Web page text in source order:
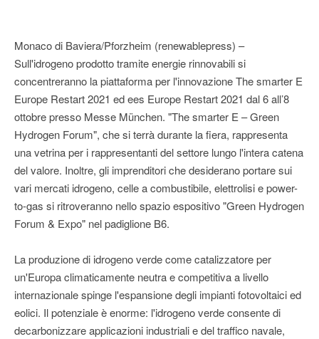
Monaco di Baviera/Pforzheim (renewablepress) –
Sull'idrogeno prodotto tramite energie rinnovabili si
concentreranno la piattaforma per l'innovazione The smarter E
Europe Restart 2021 ed ees Europe Restart 2021 dal 6 all’8
ottobre presso Messe München. "The smarter E – Green
Hydrogen Forum", che si terrà durante la fiera, rappresenta
una vetrina per i rappresentanti del settore lungo l'intera catena
del valore. Inoltre, gli imprenditori che desiderano portare sui
vari mercati idrogeno, celle a combustibile, elettrolisi e power-
to-gas si ritroveranno nello spazio espositivo "Green Hydrogen
Forum & Expo" nel padiglione B6.
La produzione di idrogeno verde come catalizzatore per
un'Europa climaticamente neutra e competitiva a livello
internazionale spinge l'espansione degli impianti fotovoltaici ed
eolici. Il potenziale è enorme: l'idrogeno verde consente di
decarbonizzare applicazioni industriali e del traffico navale,